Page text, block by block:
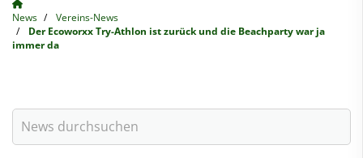
News
Vereins-News
Der Ecoworxx Try-Athlon ist zurück und die Beachparty war ja
immer da